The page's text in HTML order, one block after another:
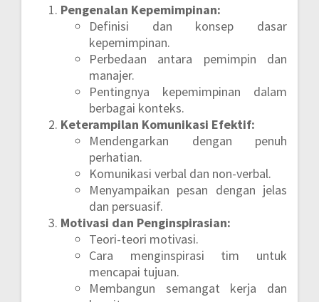
Pengenalan Kepemimpinan:
Definisi dan konsep dasar
kepemimpinan.
Perbedaan antara pemimpin dan
manajer.
Pentingnya kepemimpinan dalam
berbagai konteks.
Keterampilan Komunikasi Efektif:
Mendengarkan dengan penuh
perhatian.
Komunikasi verbal dan non-verbal.
Menyampaikan pesan dengan jelas
dan persuasif.
Motivasi dan Penginspirasian:
Teori-teori motivasi.
Cara menginspirasi tim untuk
mencapai tujuan.
Membangun semangat kerja dan